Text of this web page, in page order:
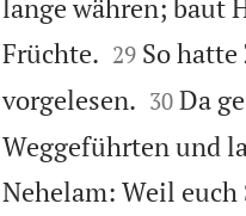
lange währen; baut
Früchte.
29 So
vorgelesen.
30 Da
Weggeführten und
Nehelam: Weil